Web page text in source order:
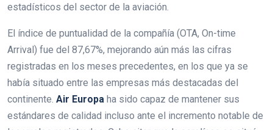
estadísticos del sector de la aviación.
El índice de puntualidad de la compañía (OTA, On-time
Arrival) fue del 87,67%, mejorando aún más las cifras
registradas en los meses precedentes, en los que ya se
había situado entre las empresas más destacadas del
continente. Air Europa ha sido capaz de mantener sus
estándares de calidad incluso ante el incremento notable de